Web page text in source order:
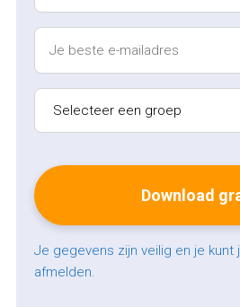
Je gegevens zijn veilig en je kunt
afmelden.